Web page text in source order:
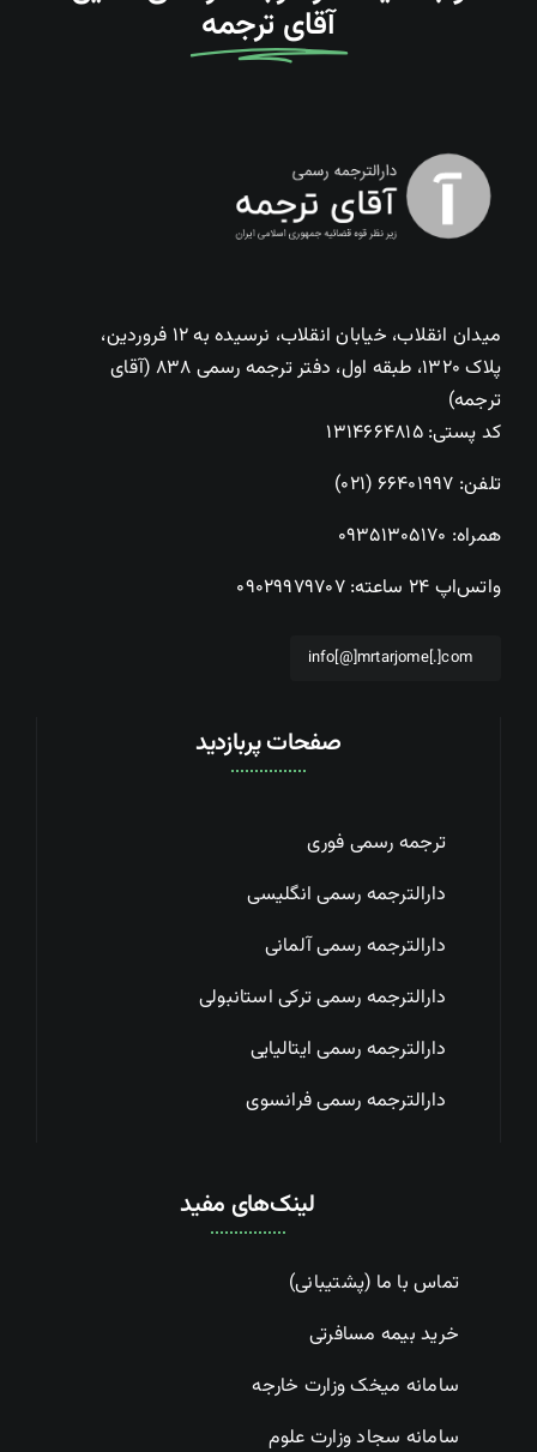
آقای ترجمه
میدان انقلاب، خیابان انقلاب، نرسیده به ۱۲ فروردین،
پلاک ۱۳۲۰، طبقه اول، دفتر ترجمه رسمی ۸۳۸ (آقای
ترجمه)
کد پستی: ۱۳۱۴۶۶۴۸۱۵
تلفن: ۶۶۴۰۱۹۹۷ (۰۲۱)
همراه: ۰۹۳۵۱۳۰۵۱۷۰
واتس‌اپ ۲۴ ساعته:
۰۹۰۲۹۹۷۹۷۰۷
info[@]mrtarjome[.]com
صفحات پربازدید
ترجمه رسمی فوری
دارالترجمه رسمی انگلیسی
دارالترجمه رسمی آلمانی
دارالترجمه رسمی ترکی استانبولی
دارالترجمه رسمی ایتالیایی
دارالترجمه رسمی فرانسوی
لینک‌های مفید
تماس با ما (پشتیبانی)
خرید بیمه مسافرتی
سامانه میخک وزارت خارجه
سامانه سجاد وزارت علوم